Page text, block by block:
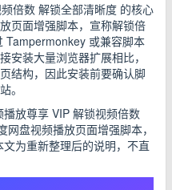
倍数 解锁全部清晰度 的核心
页面增强脚本，宣称解锁倍
Tampermonkey 或兼容脚本
安装大量浏览器扩展相比，
结构，因此安装前要确认脚
。
放尊享 VIP 解锁视频倍数
网盘视频播放页面增强脚本，
为重新整理后的说明，不直